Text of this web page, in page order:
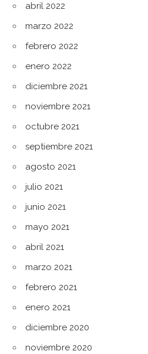
abril 2022
marzo 2022
febrero 2022
enero 2022
diciembre 2021
noviembre 2021
octubre 2021
septiembre 2021
agosto 2021
julio 2021
junio 2021
mayo 2021
abril 2021
marzo 2021
febrero 2021
enero 2021
diciembre 2020
noviembre 2020